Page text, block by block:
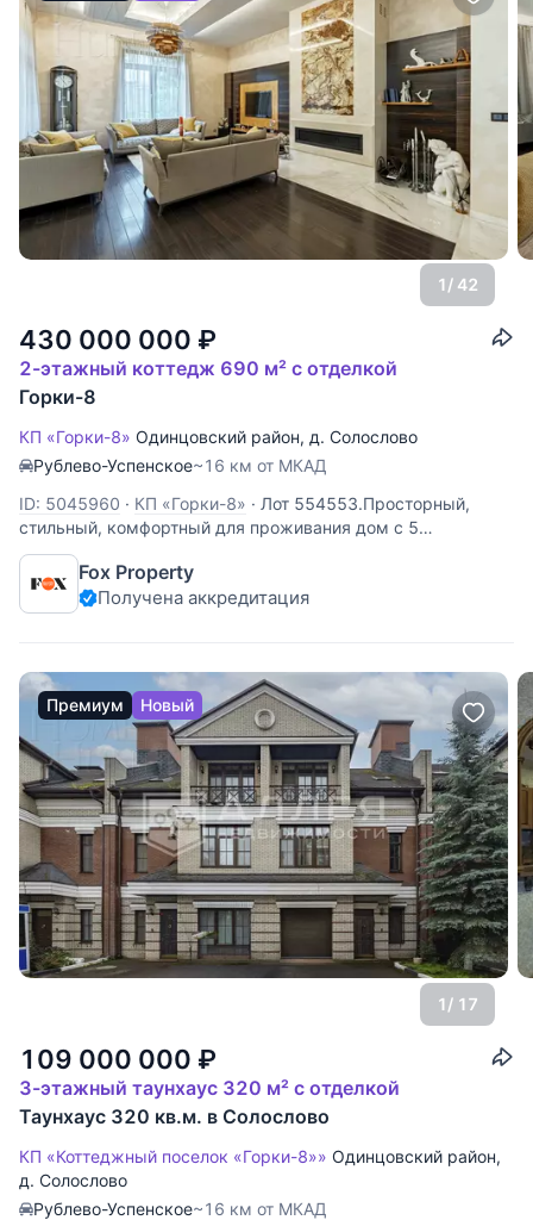
1/ 42
430 000 000 ₽
2-этажный коттедж 690 м² с отделкой
Горки-8
КП «Горки-8» Одинцовский район, д. Солослово
Рублево-Успенское~16 км от МКАД
ID: 5045960 · КП «Горки-8» · Лот 554553.Просторный,
стильный, комфортный для проживания дом с 5
спальнями, СПА зоной и бассейном, дополнительно с
гаражом и квартирой для персонала , отдельно-стоящей
баней , уютной беседкой, потрясающим ландшафтом,
Fox Property
Получена аккредитация
Премиум Новый
1/ 17
109 000 000 ₽
3-этажный таунхаус 320 м² с отделкой
Таунхаус 320 кв.м. в Солослово
КП «Коттеджный поселок «Горки-8»» Одинцовский район,
д. Солослово
Рублево-Успенское~16 км от МКАД